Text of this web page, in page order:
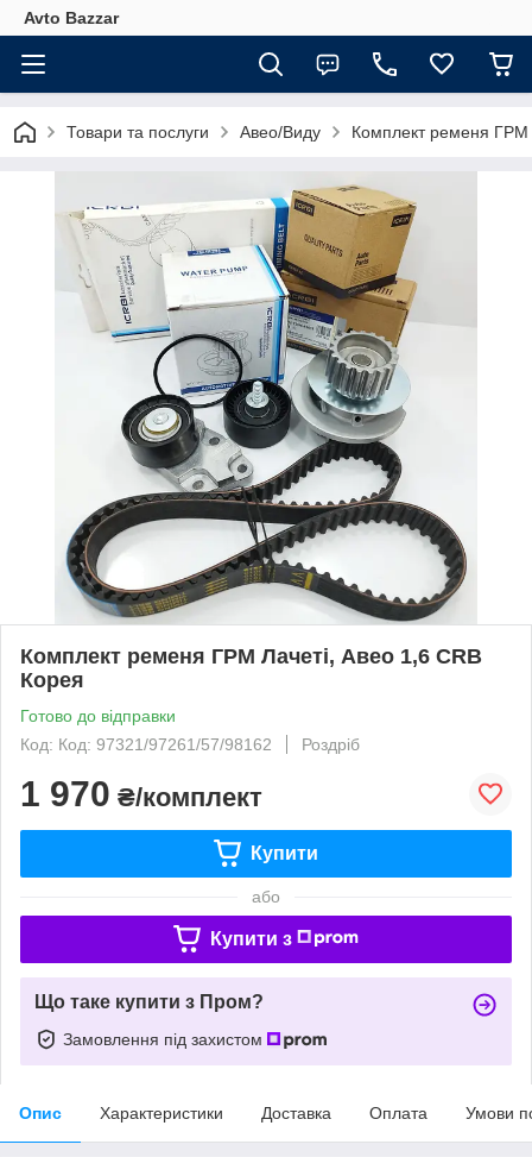
Avto Bazzar
Товари та послуги Авео/Виду Комплект ременя ГРМ
Комплект ременя ГРМ Лачеті, Авео 1,6 CRB
Корея
Готово до відправки
Код: Код: 97321/97261/57/98162
Роздріб
1 970 ₴/комплект
Купити
або
Купити з
Що таке купити з Пром?
Замовлення під захистом
Опис Характеристики Доставка Оплата Умови